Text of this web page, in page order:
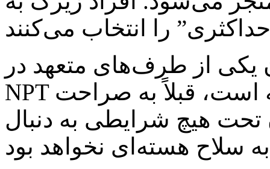
یکی از طرف‌های متعهد در
NPT و دیگر اسناد جهانی منع اشاعه است، قبلاً به صراحت
تحت هیچ شرایطی به دنبال